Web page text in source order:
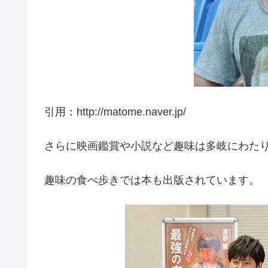
引用：http://matome.naver.jp/
さらに映画鑑賞や小説など趣味は多岐にわた
趣味の食べ歩きでは本も出版されています。